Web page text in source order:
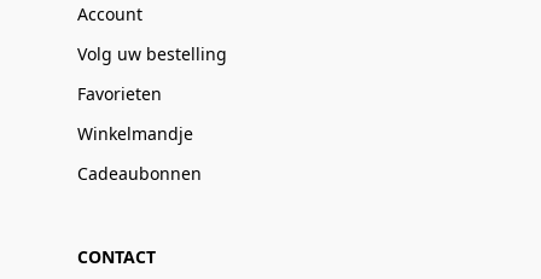
Account
Volg uw bestelling
Favorieten
Winkelmandje
Cadeaubonnen
CONTACT